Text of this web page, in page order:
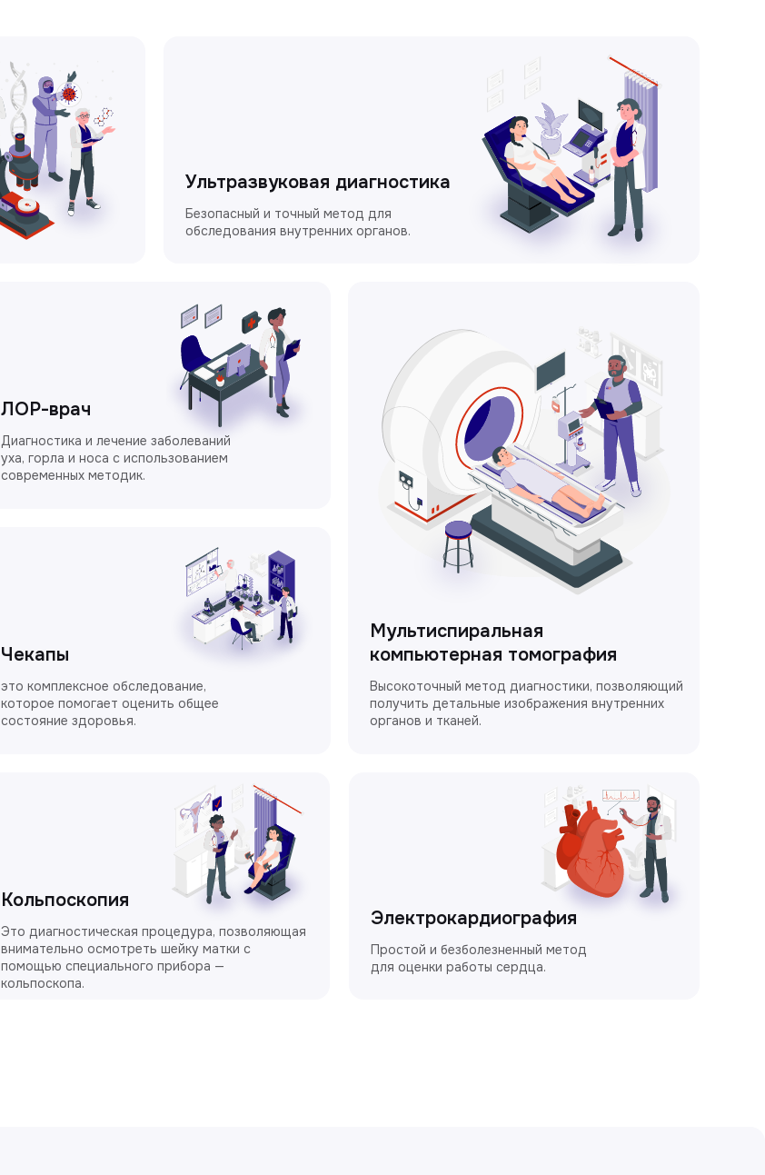
Ультразвуковая диагностика
Безопасный и точный метод для
обследования внутренних органов.
Мультиспиральная
компьютерная томография
Высокоточный метод диагностики, позволяющий
получить детальные изображения внутренних
органов и тканей.
Кольпоскопия
Это диагностическая процедура, позволяющая
внимательно осмотреть шейку матки с
помощью специального прибора —
кольпоскопа.
Электрокардиография
Простой и безболезненный метод
для оценки работы сердца.
Диагностика и лечение заболеваний
уха, горла и носа с использованием
современных методик.
ЛОР-врач
Чекапы
это комплексное обследование,
которое помогает оценить общее
состояние здоровья.